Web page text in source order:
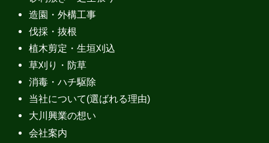
造園・外構工事
伐採・抜根
植木剪定・生垣刈込
草刈り・防草
消毒・ハチ駆除
当社について(選ばれる理由)
大川興業の想い
会社案内